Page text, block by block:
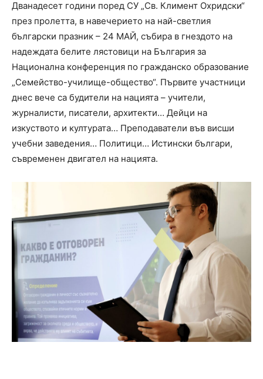
Дванадесет години поред СУ „Св. Климент Охридски“
през пролетта, в навечерието на най-светлия
български празник – 24 МАЙ, събира в гнездото на
надеждата белите лястовици на България за
Национална конференция по гражданско образование
„Семейство-училище-общество“. Първите участници
днес вече са будители на нацията – учители,
журналисти, писатели, архитекти… Дейци на
изкуството и културата… Преподаватели във висши
учебни заведения… Политици… Истински българи,
съвременен двигател на нацията.